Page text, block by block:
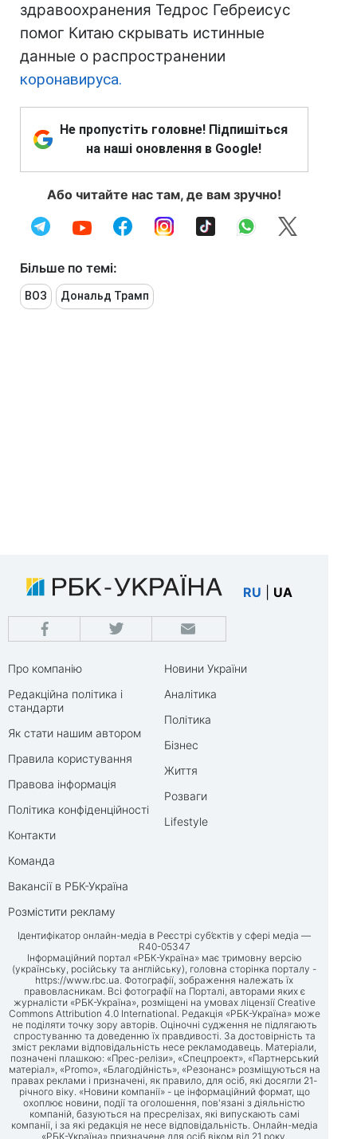
здравоохранения Тедрос Гебреисус
помог Китаю скрывать истинные
данные о распространении
коронавируса.
Не пропустіть головне! Підпишіться
на наші оновлення в Google!
Або читайте нас там, де вам зручно!
Більше по темі:
ВОЗ Дональд Трамп
RU UA
Про компанію
Редакційна політика і
стандарти
Як стати нашим автором
Правила користування
Правова інформація
Політика конфіденційності
Контакти
Команда
Вакансії в РБК-Україна
Розмістити рекламу
Новини України
Аналітика
Політика
Бізнес
Життя
Розваги
Lifestyle
Ідентифікатор онлайн-медіа в Реєстрі суб’єктів у сфері медіа —
R40-05347
Інформаційний портал «РБК-Україна» має тримовну версію
(українську, російську та англійську), головна сторінка порталу -
https://www.rbc.ua. Фотографії, зображення належать їх
правовласникам. Всі фотографії на Порталі, авторами яких є
журналісти «РБК-Україна», розміщені на умовах ліцензії Creative
Commons Attribution 4.0 International. Редакція «РБК-Україна» може
не поділяти точку зору авторів. Оціночні судження не підлягають
спростуванню та доведенню їх правдивості. За достовірність та
зміст реклами відповідальність несе рекламодавець. Матеріали,
позначені плашкою: «Прес-релізи», «Спецпроект», «Партнерський
матеріал», «Promo», «Благодійність», «Резонанс» розміщуються на
правах реклами і призначені, як правило, для осіб, які досягли 21-
річного віку. «Новини компанії» - це інформаційний формат, що
охоплює новини, події та оголошення, пов'язані з діяльністю
компаній, базуються на пресрелізах, які випускають самі
компанії, і за які редакція не несе відповідальність. Онлайн-медіа
«РБК-Україна» призначене для осіб віком від 21 року.